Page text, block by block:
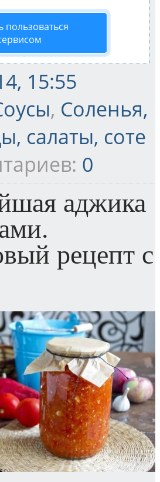
пользоваться
15:55
, Соленья,
салаты, соте
0
аджика
рецепт с